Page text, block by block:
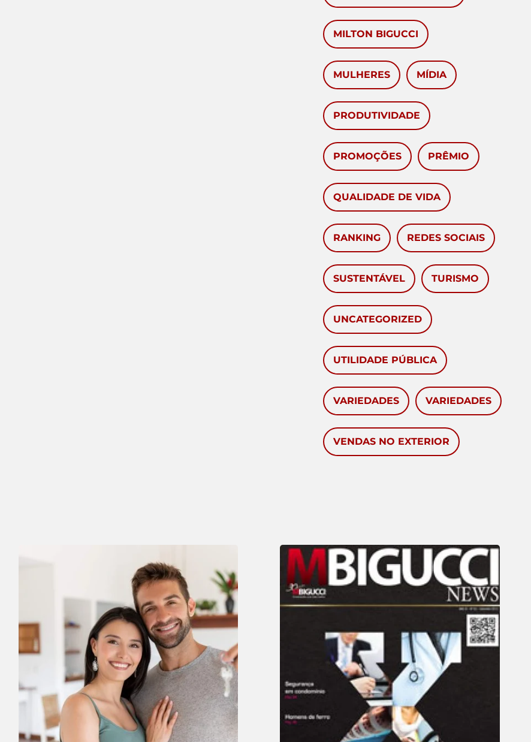
MILTON BIGUCCI
MULHERES MÍDIA
PRODUTIVIDADE
PROMOÇÕES PRÊMIO
QUALIDADE DE VIDA
RANKING REDES SOCIAIS
SUSTENTÁVEL TURISMO
UNCATEGORIZED
UTILIDADE PÚBLICA
VARIEDADES VARIEDADES
VENDAS NO EXTERIOR